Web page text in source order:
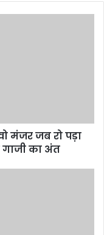
मंजर जब रो पड़ा
का अंत